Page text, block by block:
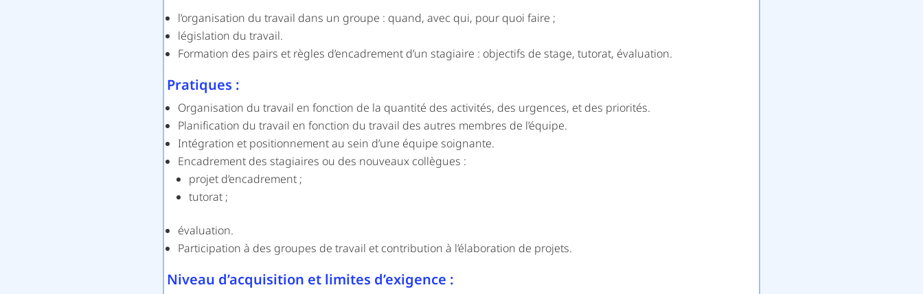
l’organisation du travail dans un groupe : quand, avec qui, pour quoi faire ;
législation du travail.
Formation des pairs et règles d’encadrement d’un stagiaire : objectifs de stage, tutorat, évaluation.
Pratiques :
Organisation du travail en fonction de la quantité des activités, des urgences, et des priorités.
Planification du travail en fonction du travail des autres membres de l’équipe.
Intégration et positionnement au sein d’une équipe soignante.
Encadrement des stagiaires ou des nouveaux collègues :
projet d’encadrement ;
tutorat ;
évaluation.
Participation à des groupes de travail et contribution à l’élaboration de projets.
Niveau d’acquisition et limites d’exigence :